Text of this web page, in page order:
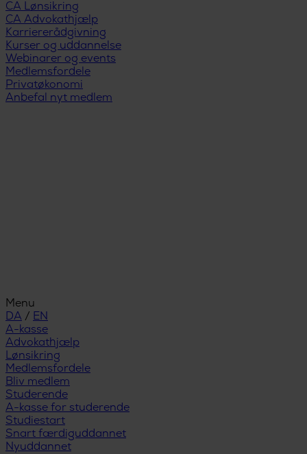
CA Lønsikring
CA Advokathjælp
Karriererådgivning
Kurser og uddannelse
Webinarer og events
Medlemsfordele
Privatøkonomi
Anbefal nyt medlem
Menu
DA / EN
A-kasse
Advokathjælp
Lønsikring
Medlemsfordele
Bliv medlem
Studerende
A-kasse for studerende
Studiestart
Snart færdiguddannet
Nyuddannet